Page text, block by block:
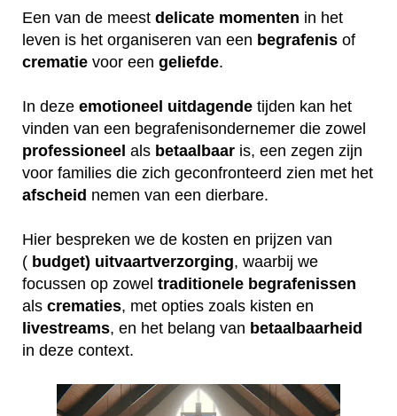
Een van de meest delicate momenten in het
leven is het organiseren van een begrafenis of
crematie voor een geliefde.
In deze emotioneel uitdagende tijden kan het
vinden van een begrafenisondernemer die zowel
professioneel als betaalbaar is, een zegen zijn
voor families die zich geconfronteerd zien met het
afscheid nemen van een dierbare.
Hier bespreken we de kosten en prijzen van
( budget) uitvaartverzorging, waarbij we
focussen op zowel traditionele begrafenissen
als crematies, met opties zoals kisten en
livestreams, en het belang van betaalbaarheid
in deze context.